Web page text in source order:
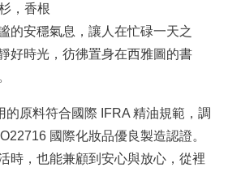
，香根
的安穩氣息，讓人在忙碌一天之
好時光，彷彿置身在西雅圖的書
的原料符合國際 IFRA 精油規範，調
國際化妝品優良製造認證。
時，也能兼顧到安心與放心，從裡